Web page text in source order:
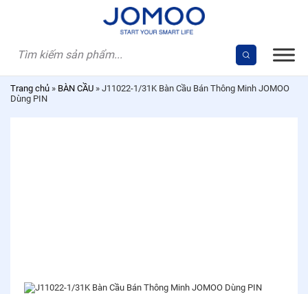
Trang chủ » BÀN CẦU » J11022-1/31K Bàn Cầu Bán Thông Minh JOMOO
Dùng PIN